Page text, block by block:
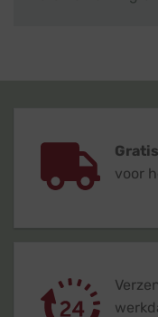
Gratis
voor